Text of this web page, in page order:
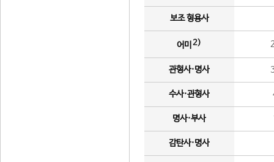
보조 형용사
어미 2)
관형사·명사
수사·관형사
명사·부사
감탄사·명사